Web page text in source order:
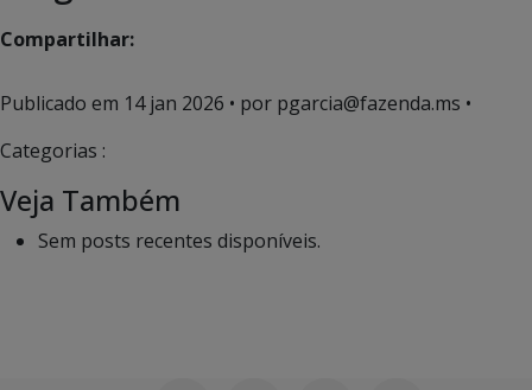
Compartilhar:
Publicado em 14 jan 2026 • por pgarcia@fazenda.ms •
Categorias :
Veja Também
Sem posts recentes disponíveis.